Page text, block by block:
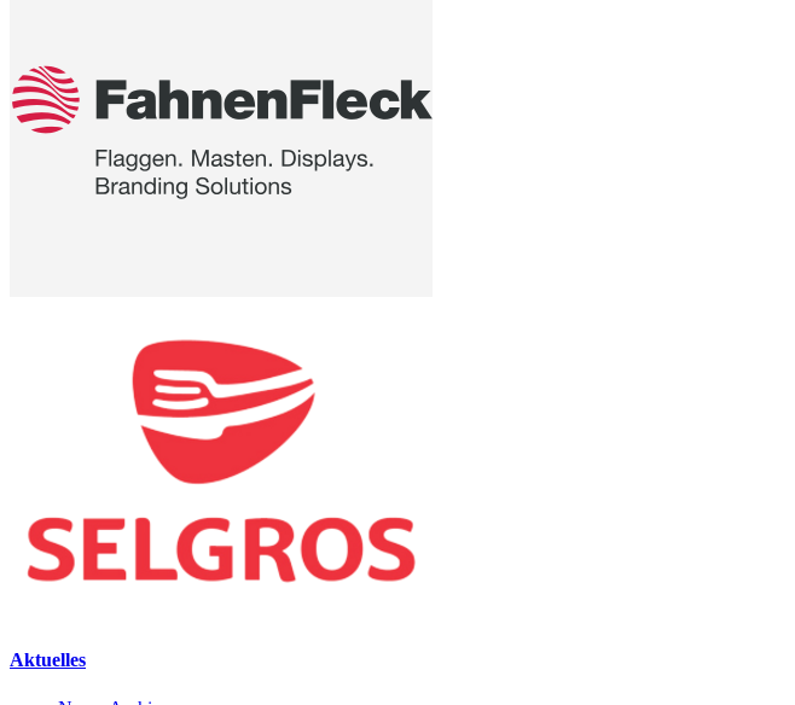
Aktuelles